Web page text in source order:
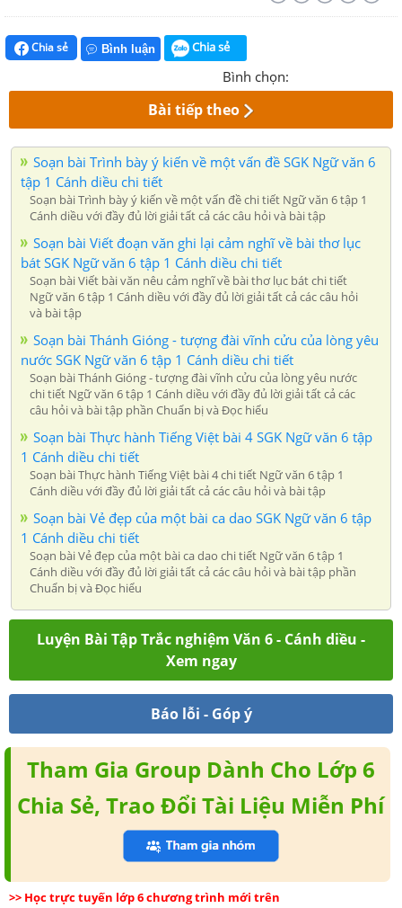
Chia sẻ Bình luận Chia sẻ
Bình chọn:
Bài tiếp theo
Soạn bài Trình bày ý kiến về một vấn đề SGK Ngữ văn 6
tập 1 Cánh diều chi tiết
Soạn bài Trình bày ý kiến về một vấn đề chi tiết Ngữ văn 6 tập 1
Cánh diều với đầy đủ lời giải tất cả các câu hỏi và bài tập
Soạn bài Viết đoạn văn ghi lại cảm nghĩ về bài thơ lục
bát SGK Ngữ văn 6 tập 1 Cánh diều chi tiết
Soạn bài Viết bài văn nêu cảm nghĩ về bài thơ lục bát chi tiết
Ngữ văn 6 tập 1 Cánh diều với đầy đủ lời giải tất cả các câu hỏi
và bài tập
Soạn bài Thánh Gióng - tượng đài vĩnh cửu của lòng yêu
nước SGK Ngữ văn 6 tập 1 Cánh diều chi tiết
Soạn bài Thánh Gióng - tượng đài vĩnh cửu của lòng yêu nước
chi tiết Ngữ văn 6 tập 1 Cánh diều với đầy đủ lời giải tất cả các
câu hỏi và bài tập phần Chuẩn bị và Đọc hiểu
Soạn bài Thực hành Tiếng Việt bài 4 SGK Ngữ văn 6 tập
1 Cánh diều chi tiết
Soạn bài Thực hành Tiếng Việt bài 4 chi tiết Ngữ văn 6 tập 1
Cánh diều với đầy đủ lời giải tất cả các câu hỏi và bài tập
Soạn bài Vẻ đẹp của một bài ca dao SGK Ngữ văn 6 tập
1 Cánh diều chi tiết
Soạn bài Vẻ đẹp của một bài ca dao chi tiết Ngữ văn 6 tập 1
Cánh diều với đầy đủ lời giải tất cả các câu hỏi và bài tập phần
Chuẩn bị và Đọc hiểu
Luyện Bài Tập Trắc nghiệm Văn 6 - Cánh diều -
Xem ngay
Báo lỗi - Góp ý
Tham Gia Group Dành Cho Lớp 6
Chia Sẻ, Trao Đổi Tài Liệu Miễn Phí
>> Học trực tuyến lớp 6 chương trình mới trên